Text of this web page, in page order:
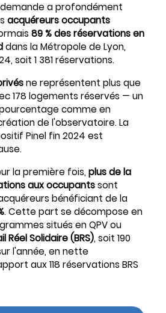
a profondément
acquéreurs occupants
89 % des réservations en
dans la Métropole de Lyon,
soit 1 381 réservations.
ne représentent plus que
178 logements réservés — un
comme en
de l'observatoire. La
Pinel fin 2024 est
la première fois, plus de la
aux occupantssont
bénéficiant de la
. Cette part se décompose en
situés en QPV ou
Réel Solidaire (BRS), soit 190
l'année, en nette
aux 118 réservations BRS